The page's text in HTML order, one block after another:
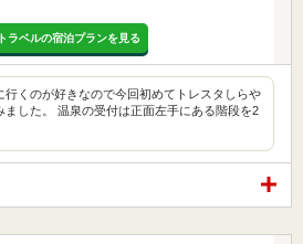
ラベルの宿泊プランを見る
行くのが好きなので今回初めてトレスタしらや
ました。 温泉の受付は正面左手にある階段を2